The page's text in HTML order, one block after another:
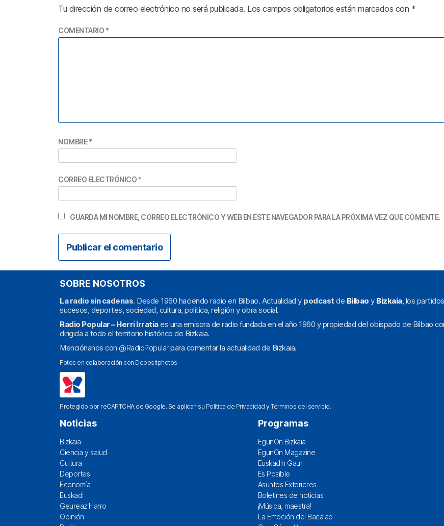
Tu dirección de correo electrónico no será publicada. Los campos obligatorios están marcados con *
COMENTARIO *
NOMBRE*
CORREO ELECTRÓNICO *
GUARDA MI NOMBRE, CORREO ELECTRÓNICO Y WEB EN ESTE NAVEGADOR PARA LA PRÓXIMA VEZ QUE COMENTE.
SOBRE NOSOTROS
La radio sin cadenas. Desde 1960 haciendo radio en Bilbao. Actualidad y podcast de Bilbao y Bizkaia, los
sucesos, deportes, sociedad, cultura, política, religión y obra social.
Radio Popular – Herri Irratiaes una emisora de radio fundada en el año 1960 y propiedad del obispado de Bilbao
dirigida a todo el territorio histórico de Bizkaia.
Menciónanos con @RadioPopularpara comentar la actualidad de Bizkaia.
Fotos en colaboración con Depositphotos
Protegido por reCAPTCHA de Google. Se aplican su Política de Privacidad yTérminos del servicio.
Noticias
Bizkaia
Ciencia y salud
Cultura
Deportes
Economía
Euskadi
Geureaz Harro
Opinión
Programas
EgunOn Bizkaia
EgunOn Magazine
Euskadin Gaur
Es Posible
Asuntos Exteriores
Boletines de noticias
¡Música, maestra!
La Emoción del Bacalao